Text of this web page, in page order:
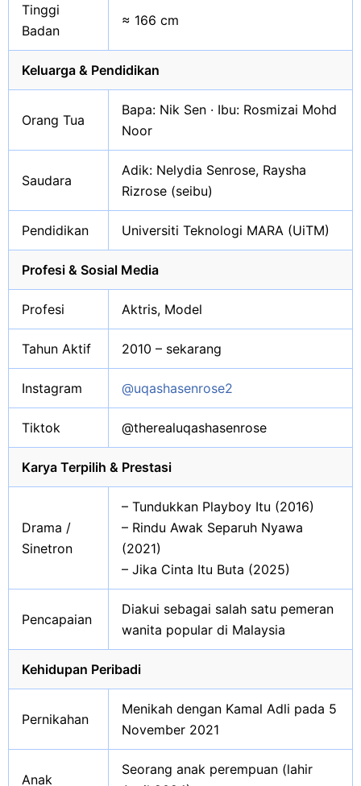
Tinggi
Badan
≈ 166 cm
Keluarga & Pendidikan
Orang Tua
Bapa: Nik Sen · Ibu: Rosmizai Mohd
Noor
Saudara
Adik: Nelydia Senrose, Raysha
Rizrose (seibu)
Pendidikan Universiti Teknologi MARA (UiTM)
Profesi & Sosial Media
Profesi Aktris, Model
Tahun Aktif 2010 – sekarang
Instagram @uqashasenrose2
Tiktok @therealuqashasenrose
Karya Terpilih & Prestasi
Drama /
Sinetron
– Tundukkan Playboy Itu (2016)
– Rindu Awak Separuh Nyawa
(2021)
– Jika Cinta Itu Buta (2025)
Pencapaian
Diakui sebagai salah satu pemeran
wanita popular di Malaysia
Kehidupan Peribadi
Pernikahan
Menikah dengan Kamal Adli pada 5
November 2021
Anak
Seorang anak perempuan (lahir